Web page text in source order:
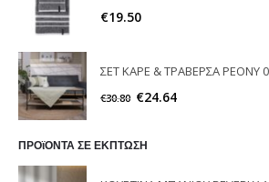
€19.50
€30.80 €24.64
ΠΡΟϊΟΝΤΑ ΣΕ ΕΚΠΤΩΣΗ